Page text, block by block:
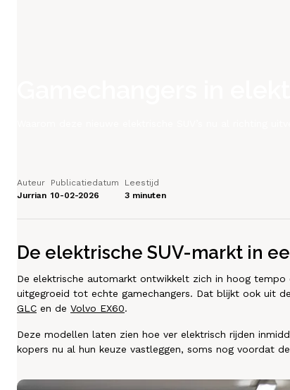
Vacatures
Vestigingen
Merken
Diensten
Auteur
Jurrian
Publicatiedatum
10-02-2026
Leestijd
3 minuten
De elektrische SUV-markt in
De elektrische automarkt ontwikkelt zich in hoog tempo
uitgegroeid tot echte gamechangers. Dat blijkt ook uit
GLC en de Volvo EX60.
Deze modellen laten zien hoe ver elektrisch rijden
kopers nu al hun keuze vastleggen, soms nog voordat